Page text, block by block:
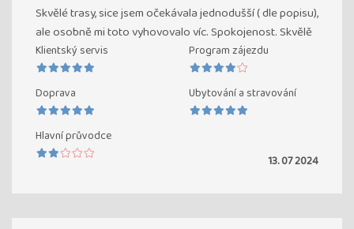
Skvělé trasy, sice jsem očekávala jednodušší ( dle popisu),
ale osobně mi toto vyhovovalo víc. Spokojenost. Skvělě
Klientský servis Program zájezdu
Doprava Ubytování a stravování
Hlavní průvodce
13. 07 2024